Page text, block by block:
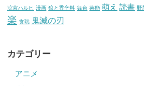
涼宮ハルヒ 漫画 狼と香辛料 舞台 芸能 萌え 読書 野
楽 食玩 鬼滅の刃
カテゴリー
アニメ